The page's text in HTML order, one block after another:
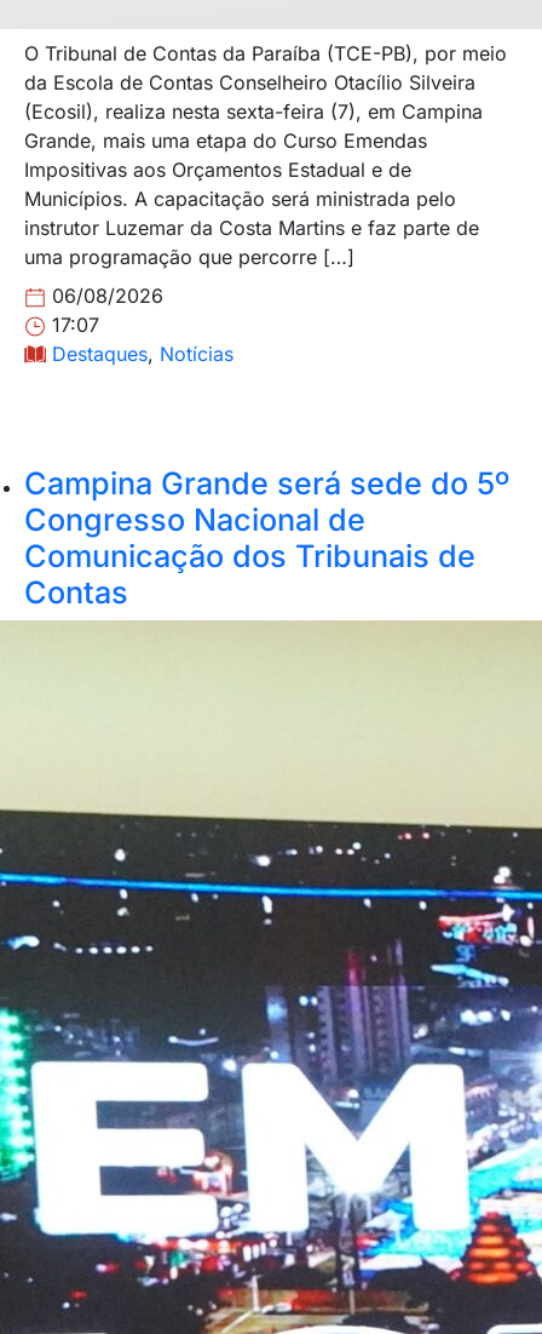
O Tribunal de Contas da Paraíba (TCE-PB), por meio
da Escola de Contas Conselheiro Otacílio Silveira
(Ecosil), realiza nesta sexta-feira (7), em Campina
Grande, mais uma etapa do Curso Emendas
Impositivas aos Orçamentos Estadual e de
Municípios. A capacitação será ministrada pelo
instrutor Luzemar da Costa Martins e faz parte de
uma programação que percorre […]
06/08/2026
17:07
Destaques, Notícias
Campina Grande será sede do 5º
Congresso Nacional de
Comunicação dos Tribunais de
Contas